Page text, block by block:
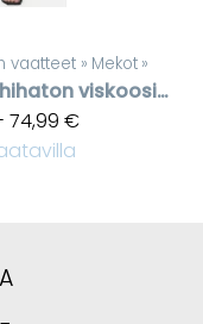
vaatteet ‪» Mekot ‪»
Kuviollinen hihaton viskoosimekko
74,99 €